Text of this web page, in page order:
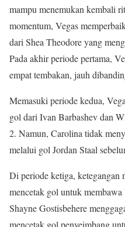
mampu menemukan kembali
momentum, Vegas
dari Shea Theodore yang
Pada akhir periode pertama,
empat tembakan, jauh
Memasuki periode kedua,
gol dari Ivan Barbashev dan
2. Namun, Carolina tidak
melalui gol Jordan Staal
Di periode ketiga, ketegangan
mencetak gol untuk
Shayne Gostisbehere
mencetak gol penyeimbang